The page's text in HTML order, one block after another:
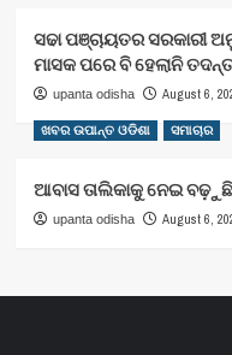
ସଢା ପଞ୍ଚାୟତର
ମାସକ ପରେ ବି ହେଲାନି
upanta odisha August 6,
ଖବର ଉପାନ୍ତ ଓଡିଶା ସମାଚାର
ଆବାସ ତାଲିକାକୁ ନେଇ
upanta odisha August 6,